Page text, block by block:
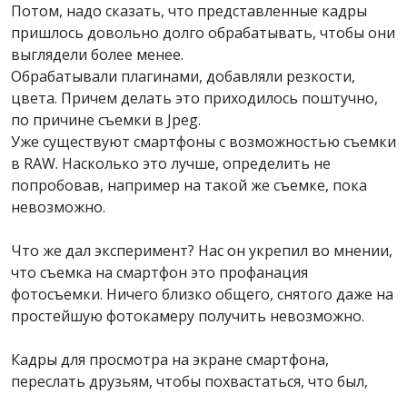
Потом, надо сказать, что представленные кадры
пришлось довольно долго обрабатывать, чтобы они
выглядели более менее.
Обрабатывали плагинами, добавляли резкости,
цвета. Причем делать это приходилось поштучно,
по причине съемки в Jpeg.
Уже существуют смартфоны с возможностью съемки
в RAW. Насколько это лучше, определить не
попробовав, например на такой же съемке, пока
невозможно.
Что же дал эксперимент? Нас он укрепил во мнении,
что съемка на смартфон это профанация
фотосъемки. Ничего близко общего, снятого даже на
простейшую фотокамеру получить невозможно.
Кадры для просмотра на экране смартфона,
переслать друзьям, чтобы похвастаться, что был,